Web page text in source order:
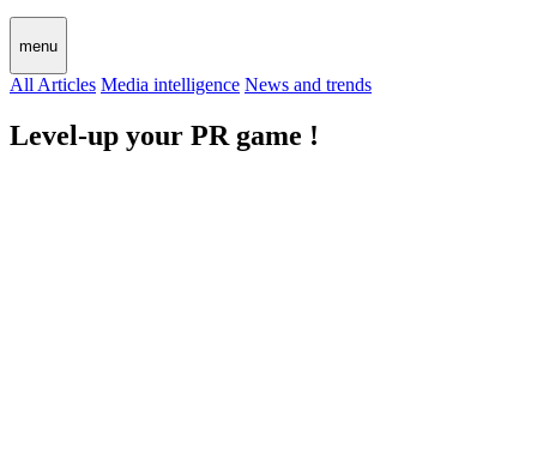
menu
All Articles Media intelligence News and trends
Level-up your PR game !